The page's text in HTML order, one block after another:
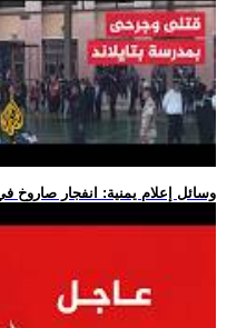
.. وسائل إعلام يمنية: انفجار